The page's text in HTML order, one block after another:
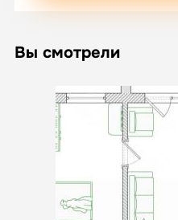
Вы смотрели